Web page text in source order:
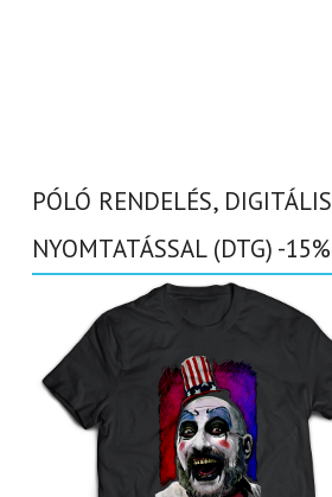
PÓLÓ RENDELÉS, DIGITÁLIS
NYOMTATÁSSAL (DTG) -15%